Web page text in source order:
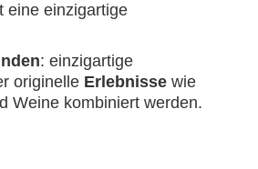
eine einzigartige
: einzigartige
originelle Erlebnisse wie
Weine kombiniert werden.